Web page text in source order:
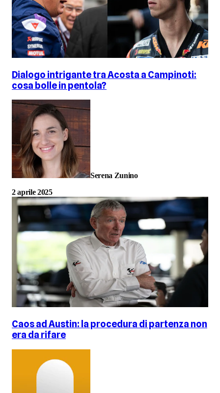
Dialogo intrigante tra Acosta a Campinoti:
cosa bolle in pentola?
Serena Zunino
2 aprile 2025
Caos ad Austin: la procedura di partenza non
era da rifare